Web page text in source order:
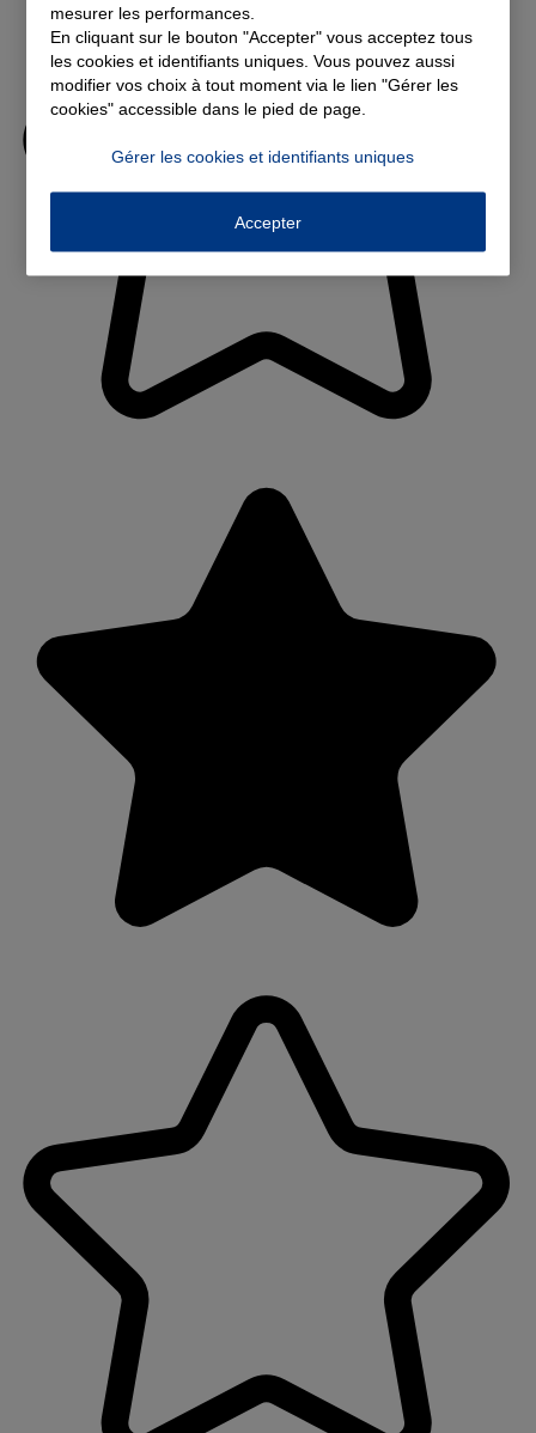
mesurer les performances.
En cliquant sur le bouton "Accepter" vous acceptez tous
les cookies et identifiants uniques. Vous pouvez aussi
modifier vos choix à tout moment via le lien "Gérer les
cookies" accessible dans le pied de page.
Gérer les cookies et identifiants uniques
Accepter